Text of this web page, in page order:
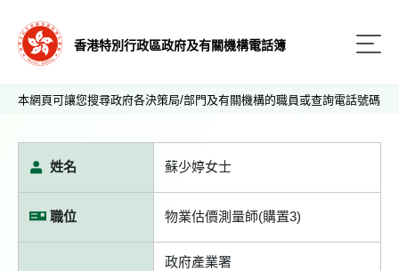
香港特別行政區政府及有關機構電話簿
本網頁可讓您搜尋政府各決策局/部門及有關機構的職員或查詢電話號碼
姓名 蘇少婷女士
職位 物業估價測量師(購置3)
政府產業署